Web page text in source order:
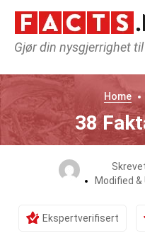
Gjør din nysgjerrighet
Home
38
Modified &
Ekspertverifisert